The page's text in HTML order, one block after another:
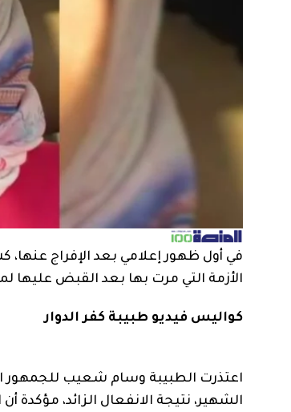
في أول ظهور إعلامي بعد الإفراج
الأزمة التي مرت بها بعد القبض عليها لمدة 20 يوماً، عقب ظهورها في فيديو، تم وصفه بالمسيء
كواليس فيديو طبيبة كفر الدوار
اعتذرت الطبيبة وسام شعيب للجمهور
الشهير، نتيجة الانفعال الزائد،